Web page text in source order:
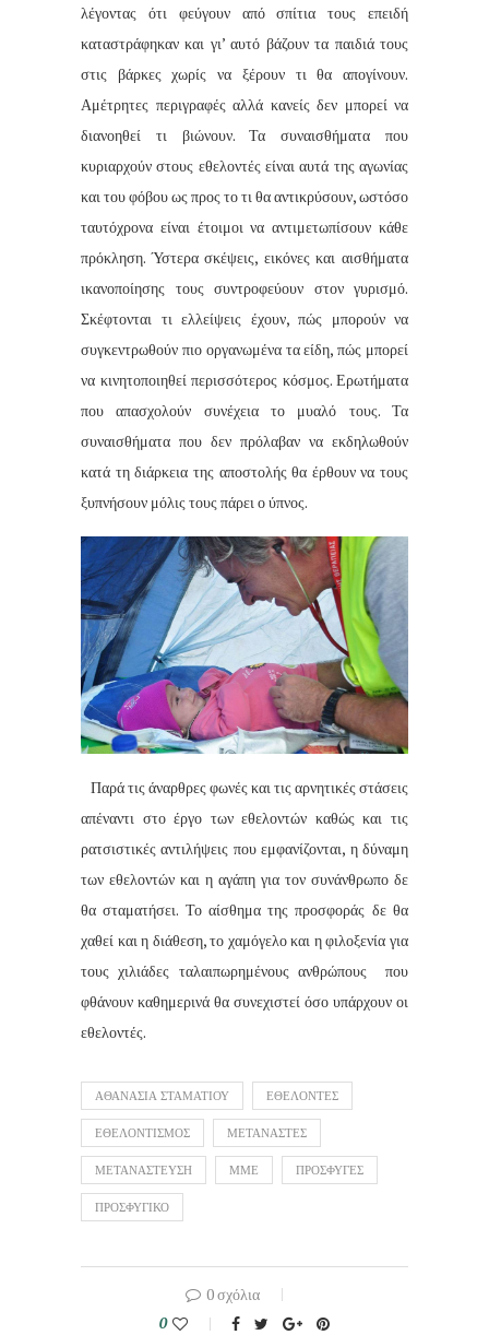
λέγοντας ότι φεύγουν από σπίτια τους επειδή
καταστράφηκαν και γι’ αυτό βάζουν τα παιδιά τους
στις βάρκες χωρίς να ξέρουν τι θα απογίνουν.
Αμέτρητες περιγραφές αλλά κανείς δεν μπορεί να
διανοηθεί τι βιώνουν. Τα συναισθήματα που
κυριαρχούν στους εθελοντές είναι αυτά της αγωνίας
και του φόβου ως προς το τι θα αντικρύσουν, ωστόσο
ταυτόχρονα είναι έτοιμοι να αντιμετωπίσουν κάθε
πρόκληση. Ύστερα σκέψεις, εικόνες και αισθήματα
ικανοποίησης τους συντροφεύουν στον γυρισμό.
Σκέφτονται τι ελλείψεις έχουν, πώς μπορούν να
συγκεντρωθούν πιο οργανωμένα τα είδη, πώς μπορεί
να κινητοποιηθεί περισσότερος κόσμος. Ερωτήματα
που απασχολούν συνέχεια το μυαλό τους. Τα
συναισθήματα που δεν πρόλαβαν να εκδηλωθούν
κατά τη διάρκεια της αποστολής θα έρθουν να τους
ξυπνήσουν μόλις τους πάρει ο ύπνος.
Παρά τις άναρθρες φωνές και τις αρνητικές στάσεις
απέναντι στο έργο των εθελοντών καθώς και τις
ρατσιστικές αντιλήψεις που εμφανίζονται, η δύναμη
των εθελοντών και η αγάπη για τον συνάνθρωπο δε
θα σταματήσει. Το αίσθημα της προσφοράς δε θα
χαθεί και η διάθεση, το χαμόγελο και η φιλοξενία για
τους χιλιάδες ταλαιπωρημένους ανθρώπους που
φθάνουν καθημερινά θα συνεχιστεί όσο υπάρχουν οι
εθελοντές.
ΑΘΑΝΑΣΙΑ ΣΤΑΜΑΤΙΟΥ ΕΘΕΛΟΝΤΕΣ
ΕΘΕΛΟΝΤΙΣΜΟΣ ΜΕΤΑΝΑΣΤΕΣ
ΜΕΤΑΝΑΣΤΕΥΣΗ ΜΜΕ ΠΡΟΣΦΥΓΕΣ
ΠΡΟΣΦΥΓΙΚΟ
0 σχόλια
0